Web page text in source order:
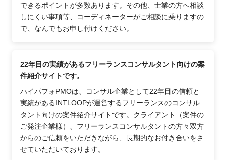
できるポイントが多数あります。その他、士業の方へ相談
しにくい事項等、コーディネーターがご相談に乗りますの
で、なんでもお申し付けください。
22年目の実績があるフリーランスコンサルタント向けの案
件紹介サイトです。
ハイパフォPMOは、コンサル企業として22年目の信頼と
実績があるINTLOOPが運営するフリーランスのコンサル
タント向けの案件紹介サイトです。クライアント（案件の
ご発注企業様）、フリーランスコンサルタントの方々双方
からのご信頼をいただきながら、長期的なお付き合いをさ
せていただいております。